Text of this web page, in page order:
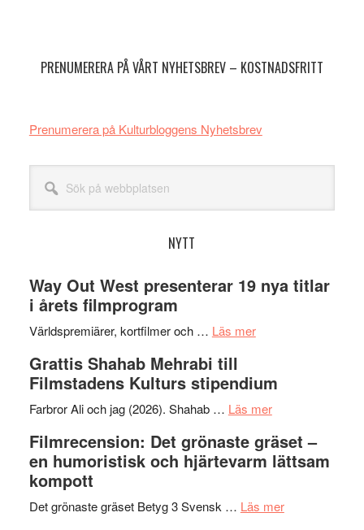
PRENUMERERA PÅ VÅRT NYHETSBREV – KOSTNADSFRITT
Prenumerera på Kulturbloggens Nyhetsbrev
webbplatsen
NYTT
Way Out West presenterar 19 nya titlar
i årets filmprogram
Världspremiärer, kortfilmer och … Läs merom
West
presenterar
nya
titlar
årets
Grattis Shahab Mehrabi till
Filmstadens Kulturs stipendium
Farbror Ali och jag (2026). Shahab … Läs merom
Shahab
Mehrabi
Filmstadens
Filmrecension: Det grönaste gräset –
en humoristisk och hjärtevarm lättsam
kompott
Det grönaste gräset Betyg 3 Svensk … Läs merom